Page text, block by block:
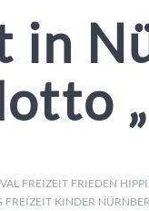
in
FREIZEIT FRIEDEN
FREIZEIT KINDER